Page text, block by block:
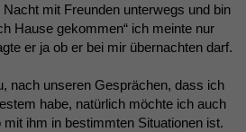
mit Freunden unterwegs und bin
Hause gekommen“ ich meinte nur
er ja ob er bei mir übernachten darf.
nach unseren Gesprächen, dass ich
habe, natürlich möchte ich auch
ihm in bestimmten Situationen ist.